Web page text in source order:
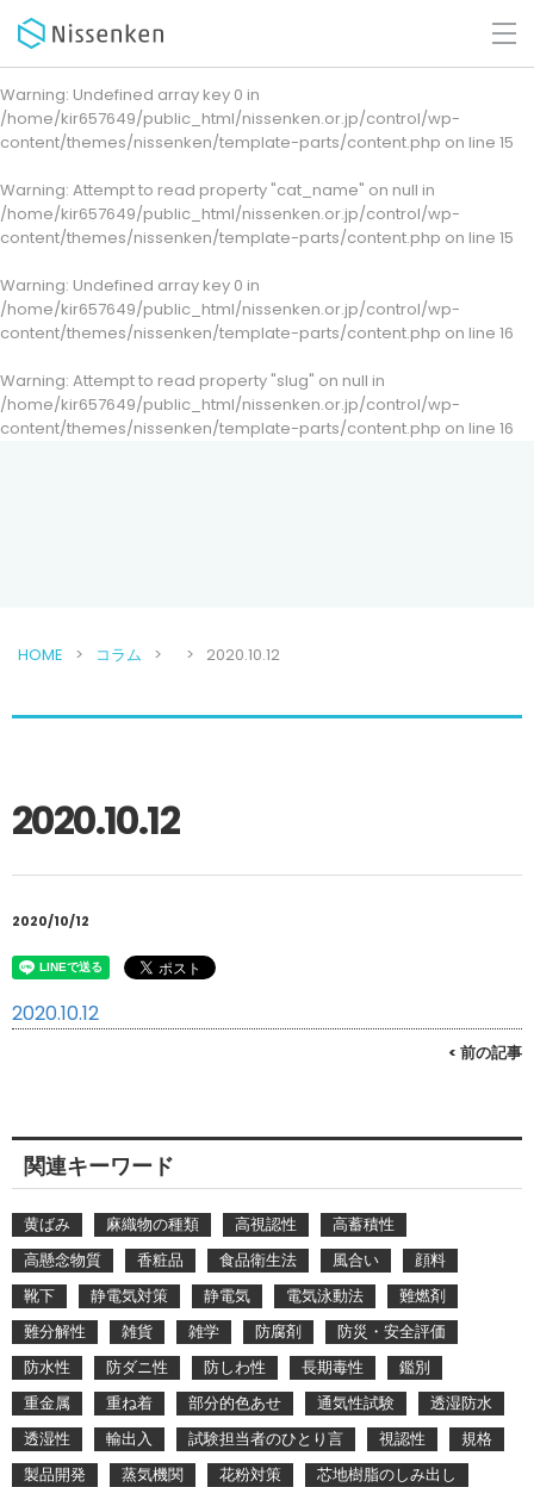
Warning: Undefined array key 0 in
/home/kir657649/public_html/nissenken.or.jp/control/wp-
content/themes/nissenken/template-parts/content.php on line 15
Warning: Attempt to read property "cat_name" on null in
/home/kir657649/public_html/nissenken.or.jp/control/wp-
content/themes/nissenken/template-parts/content.php on line 15
Warning: Undefined array key 0 in
/home/kir657649/public_html/nissenken.or.jp/control/wp-
content/themes/nissenken/template-parts/content.php on line 16
Warning: Attempt to read property "slug" on null in
/home/kir657649/public_html/nissenken.or.jp/control/wp-
content/themes/nissenken/template-parts/content.php on line 16
HOME コラム 2020.10.12
2020.10.12
2020/10/12
2020.10.12
< 前の記事
関連キーワード
黄ばみ 麻織物の種類 高視認性
高蓄積性
高懸念物質
香粧品 食品衛生法 風合い
顔料
靴下
静電気対策 静電気 電気泳動法
難燃剤
難分解性
雑貨 雑学 防腐剤
防災・安全評価
防水性
防ダニ性 防しわ性 長期毒性
鑑別
重金属
重ね着 部分的色あせ 通気性試験
透湿防水
透湿性
輸出入 試験担当者のひとり言 視認性
規格
製品開発
蒸気機関 花粉対策
芯地樹脂のしみ出し